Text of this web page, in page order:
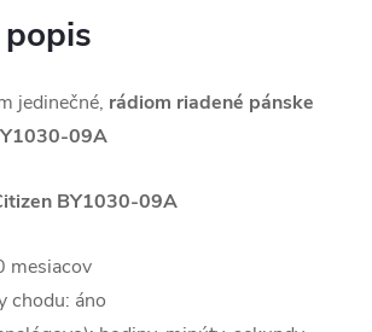
jedinečné, rádiom riadené pánske
09A
BY1030-09A
mesiacov
chodu: áno